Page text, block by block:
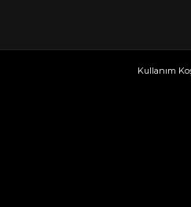
Kullanım